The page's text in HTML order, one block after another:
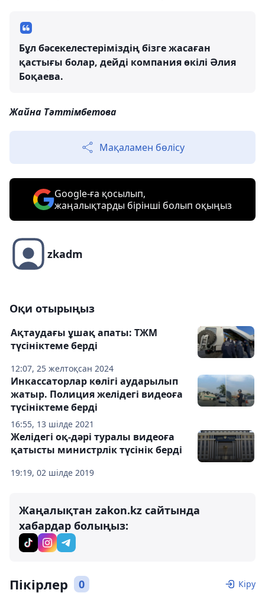
Бұл бәсекелестеріміздің бізге жасаған
қастығы болар, дейді компания өкілі Әлия
Боқаева.
Жайна Тәттімбетова
Мақаламен бөлісу
Google-ға қосылып,
жаңалықтарды бірінші болып оқыңыз
zkadm
Оқи отырыңыз
12:07, 25 желтоқсан 2024
Ақтаудағы ұшақ апаты: ТЖМ
түсініктеме берді
16:55, 13 шілде 2021
Инкассаторлар көлігі аударылып
жатыр. Полиция желідегі видеоға
түсініктеме берді
19:19, 02 шілде 2019
Желідегі оқ-дәрі туралы видеоға
қатысты министрлік түсінік берді
Жаңалықтан zakon.kz сайтында
хабардар болыңыз:
Пікірлер 0 Кіру